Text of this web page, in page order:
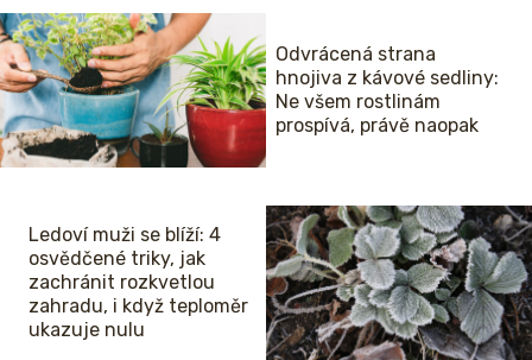
Odvrácená strana
hnojiva z kávové sedliny:
Ne všem rostlinám
prospívá, právě naopak
Ledoví muži se blíží: 4
osvědčené triky, jak
zachránit rozkvetlou
zahradu, i když teploměr
ukazuje nulu